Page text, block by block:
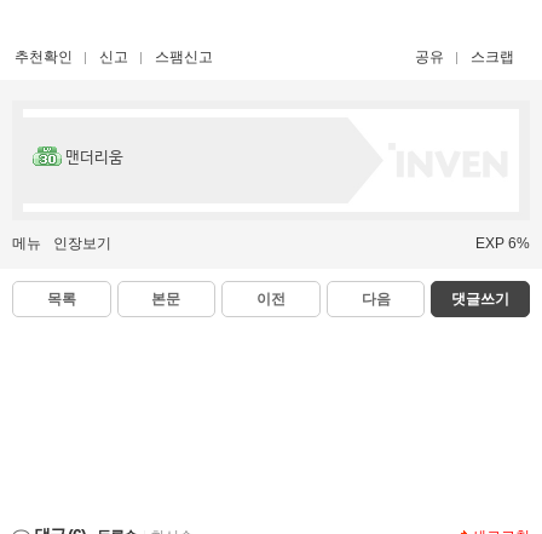
추천확인 신고 스팸신고 공유 스크랩
맨더리움
메뉴 인장보기 EXP 6%
목록 본문 이전 다음 댓글쓰기